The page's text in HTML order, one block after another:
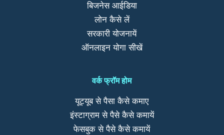
बिजनेस आईडिया
लोन कैसे लें
सरकारी योजनायें
ऑनलाइन योगा सीखें
वर्क फ्रॉम होम
यूट्यूब से पैसा कैसे कमाए
इंस्टाग्राम से पैसे कैसे कमायें
फेसबुक से पैसे कैसे कमायें